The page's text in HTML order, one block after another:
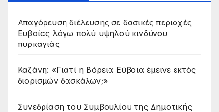
Απαγόρευση διέλευσης σε δασικές περιοχές
Ευβοίας λόγω πολύ υψηλού κινδύνου
πυρκαγιάς
Καζάνη: «Γιατί η Βόρεια Εύβοια έμεινε εκτός
διορισμών δασκάλων;»
Συνεδρίαση του Συμβουλίου της Δημοτικής